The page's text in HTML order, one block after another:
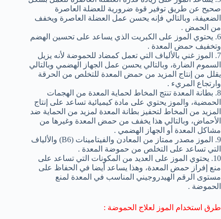
صحيح عن طريق توفير قوة ضرورية للعضلة العاصرة
الضعيفة، وبالتالي فإنه يحسن عمل العضلة العاصرة ويخفف
من الحمض .
6. يحتوي الموز على الكبريت الذي يساعد على تحسين الهضم
وتخفيف حمض المعدة .
7. الموز غني بالألياف التي تعمل كمضاد للحموضة لأنه يزيل
السموم الضارة، وبالتالي يحسن عمل الجهاز الهضمي وبالتالي
يقلل من إنتاج المزيد من حمض المعدة للتخلص من الحرقة
وارتجاع المريء .
8. بطانة المعدة تنتج المخاط لحماية المعدة من الهجمات
الحمضية، والموز يحتوي على مادة كيميائية تساعد على إنتاج
المزيد من المخاط لتحفيز بطانة المعدة لمزيد من الحماية ضد
الأحماض، وبالتالي هذا يخفف من حمض المعدة وغيرها من
مشاكل المعدة أو الجهاز الهضمي .
9. الموز مصدر ممتاز من المعادن والفيتامينات (B6) والألياف
التي تساعد على التخلص من حموضة المعدة .
10. يحتوي الموز على العديد من المكونات التي تساعد على
منع إفراز حمض المعدة، وهذا يساعد أيضا في الحفاظ على
مستوى الرقم الهيدروجيني المناسب في المعدة لمنع
الحموضة .
طرق استخدام الموز لعلاج الحموضة :